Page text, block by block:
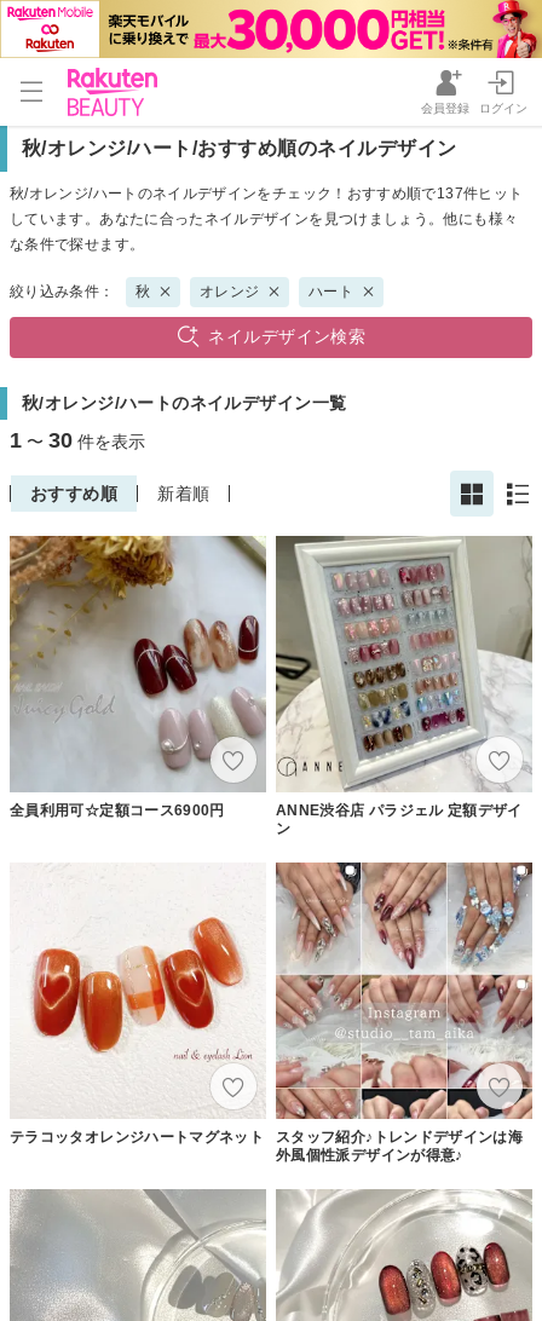
会員登録 ログイン
秋/オレンジ/ハート/おすすめ順のネイルデザイン
秋/オレンジ/ハートのネイルデザインをチェック！おすすめ順で137件ヒット
しています。あなたに合ったネイルデザインを見つけましょう。他にも様々
な条件で探せます。
絞り込み条件： 秋 オレンジ ハート
ネイルデザイン検索
秋/オレンジ/ハートのネイルデザイン一覧
1 〜 30 件を表示
おすすめ順 新着順
全員利用可☆定額コース6900円
ANNE渋谷店 パラジェル 定額デザイ
ン
テラコッタオレンジハートマグネット
スタッフ紹介♪トレンドデザインは海
外風個性派デザインが得意♪